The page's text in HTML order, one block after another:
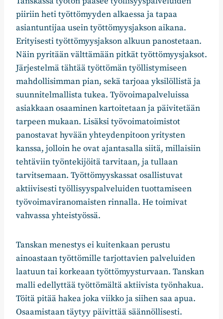
piiriin heti työttömyyden alkaessa ja tapaa
asiantuntijaa usein työttömyysjakson aikana.
Erityisesti työttömyysjakson alkuun panostetaan.
Näin pyritään välttämään pitkät työttömyysjaksot.
Järjestelmä tähtää työttömän työllistymiseen
mahdollisimman pian, sekä tarjoaa yksilöllistä ja
suunnitelmallista tukea. Työvoimapalveluissa
asiakkaan osaaminen kartoitetaan ja päivitetään
tarpeen mukaan. Lisäksi työvoimatoimistot
panostavat hyvään yhteydenpitoon yritysten
kanssa, jolloin he ovat ajantasalla siitä, millaisiin
tehtäviin työntekijöitä tarvitaan, ja tullaan
tarvitsemaan. Työttömyyskassat osallistuvat
aktiivisesti työllisyyspalveluiden tuottamiseen
työvoimaviranomaisten rinnalla. He toimivat
vahvassa yhteistyössä.
Tanskan menestys ei kuitenkaan perustu
ainoastaan työttömille tarjottavien palveluiden
laatuun tai korkeaan työttömyysturvaan. Tanskan
malli edellyttää työttömältä aktiivista työnhakua.
Töitä pitää hakea joka viikko ja siihen saa apua.
Osaamistaan täytyy päivittää säännöllisesti.